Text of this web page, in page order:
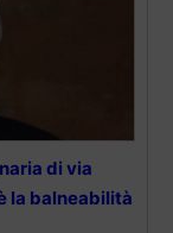
di via
la balneabilità